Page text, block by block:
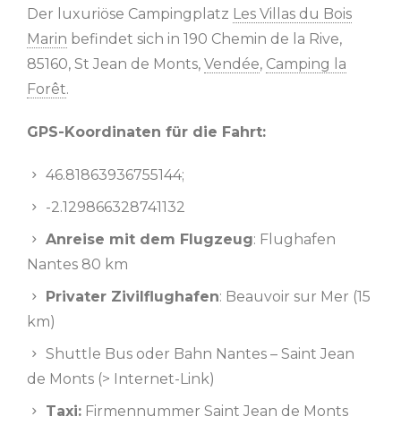
Der luxuriöse Campingplatz Les Villas du Bois
Marin befindet sich in 190 Chemin de la Rive,
85160, St Jean de Monts, Vendée, Camping la
Forêt.
GPS-Koordinaten für die Fahrt:
46.81863936755144;
-2.129866328741132
Anreise mit dem Flugzeug: Flughafen
Nantes 80 km
Privater Zivilflughafen: Beauvoir sur Mer (15
km)
Shuttle Bus oder Bahn Nantes – Saint Jean
de Monts (> Internet-Link)
Taxi: Firmennummer Saint Jean de Monts